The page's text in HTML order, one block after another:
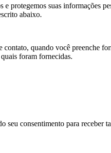
protegemos suas informações
abaixo.
quando você preenche
foram fornecidas.
seu consentimento para receber